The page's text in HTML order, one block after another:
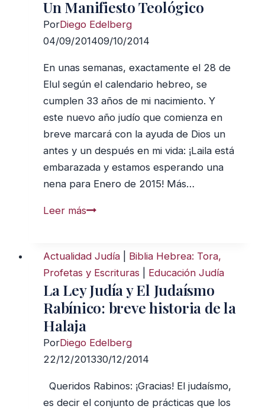
Un Manifiesto Teológico
PorDiego Edelberg
04/09/201409/10/2014
En unas semanas, exactamente el 28 de
Elul según el calendario hebreo, se
cumplen 33 años de mi nacimiento. Y
este nuevo año judío que comienza en
breve marcará con la ayuda de Dios un
antes y un después en mi vida: ¡Laila está
embarazada y estamos esperando una
nena para Enero de 2015! Más…
Leer másUn
Actualidad Judía
Biblia Hebrea: Tora,
Profetas y Escrituras
Educación Judía
La Ley Judía y El Judaísmo
Rabínico: breve historia de la
Halaja
PorDiego Edelberg
22/12/201330/12/2014
Queridos Rabinos: ¡Gracias! El judaísmo,
es decir el conjunto de prácticas que los